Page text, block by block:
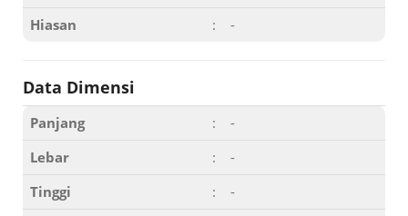
Hiasan
: -
Data Dimensi
Panjang :
-
Lebar
:
-
Tinggi
:
-